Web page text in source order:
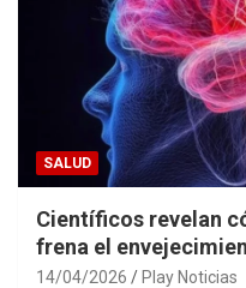
SALUD
Científicos revelan
frena el
14/04/2026 Play Noticias